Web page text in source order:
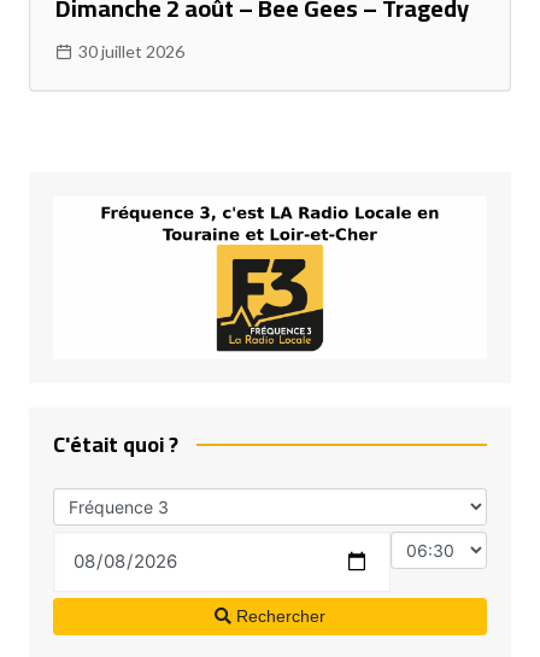
30 juillet 2026
C'était quoi ?
Rechercher